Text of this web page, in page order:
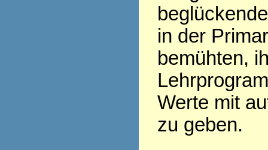
in der
bemühten,
Werte mit
zu geben.